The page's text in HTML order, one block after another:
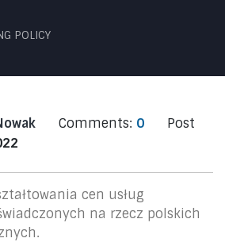
POLICY
Comments: 0
Post
cen usług
na rzecz polskich